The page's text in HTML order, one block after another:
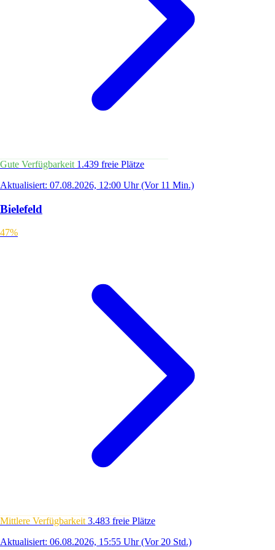
Gute Verfügbarkeit 1.439 freie Plätze
Aktualisiert: 07.08.2026, 12:00 Uhr(Vor 11 Min.)
Bielefeld
47%
Mittlere Verfügbarkeit3.483 freie Plätze
Aktualisiert: 06.08.2026, 15:55 Uhr(Vor 20 Std.)